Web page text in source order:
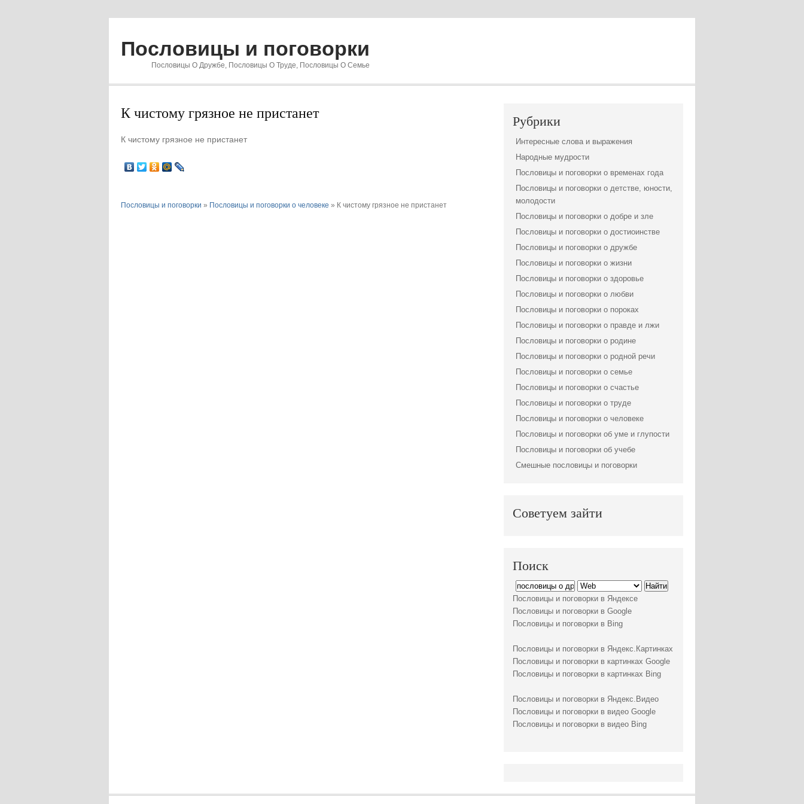
Пословицы и поговорки
Пословицы О Дружбе, Пословицы О Труде, Пословицы О Семье
К чистому грязное не пристанет
К чистому грязное не пристанет
Пословицы и поговорки » Пословицы и поговорки о человеке » К чистому грязное не пристанет
Рубрики
Интересные слова и выражения
Народные мудрости
Пословицы и поговорки о временах года
Пословицы и поговорки о детстве, юности,
молодости
Пословицы и поговорки о добре и зле
Пословицы и поговорки о достиоинстве
Пословицы и поговорки о дружбе
Пословицы и поговорки о жизни
Пословицы и поговорки о здоровье
Пословицы и поговорки о любви
Пословицы и поговорки о пороках
Пословицы и поговорки о правде и лжи
Пословицы и поговорки о родине
Пословицы и поговорки о родной речи
Пословицы и поговорки о семье
Пословицы и поговорки о счастье
Пословицы и поговорки о труде
Пословицы и поговорки о человеке
Пословицы и поговорки об уме и глупости
Пословицы и поговорки об учебе
Смешные пословицы и поговорки
Советуем зайти
Поиск
Пословицы и поговорки в Яндексе
Пословицы и поговорки в Google
Пословицы и поговорки в Bing
Пословицы и поговорки в Яндекс.Картинках
Пословицы и поговорки в картинках Google
Пословицы и поговорки в картинках Bing
Пословицы и поговорки в Яндекс.Видео
Пословицы и поговорки в видео Google
Пословицы и поговорки в видео Bing